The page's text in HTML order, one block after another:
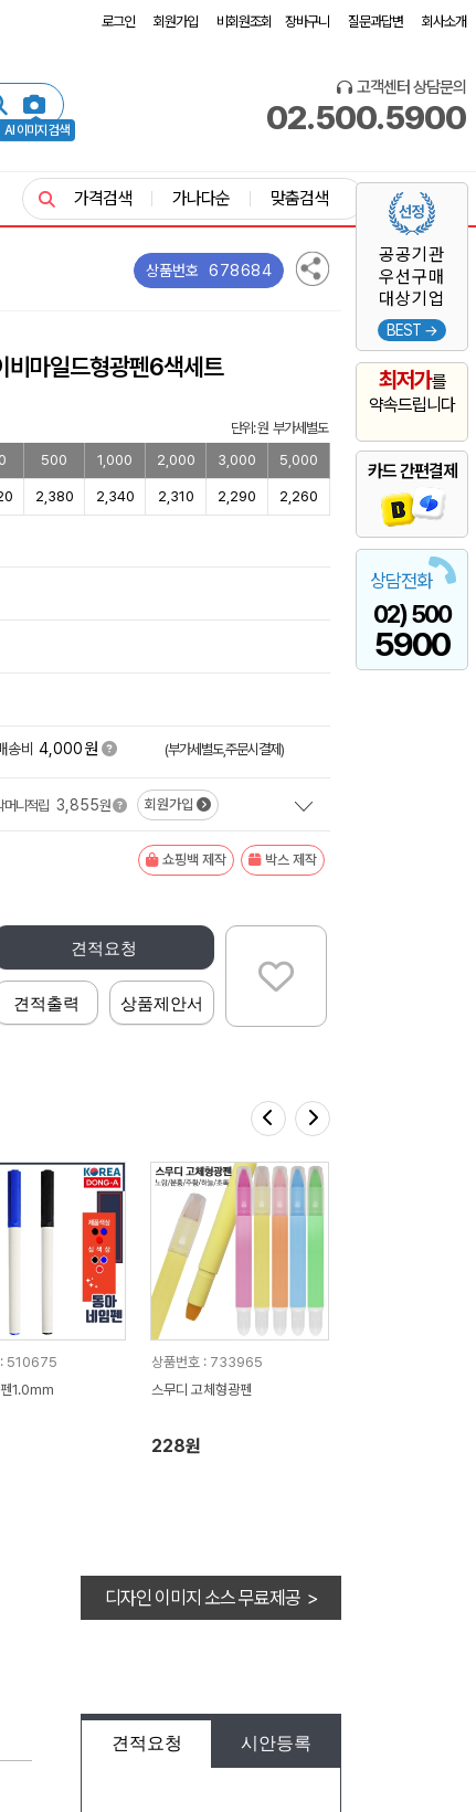
로그인 회원가입 비회원조회 장바구니 질문과답변 회사소개
AI 이미지 검색
고객센터 상담문의
02.500.5900
공공기관
우선구매
대상기업
BEST →
최저가를
약속드립니다
카드 간편결제
상담전화
02) 500
5900
가격검색 가나다순 맞춤검색
상품번호 678684
비마일드형광펜6색세트
단위: 원 부가세별도
500 1,000 2,000 3,000 5,000
2,380 2,340 2,310 2,290 2,260
송비 4,000원 (부가세별도,주문시결제)
머니적립 3,855원 회원가입
쇼핑백 제작 박스 제작
견적요청
견적출력 상품제안서
: 510675
1.0mm
상품번호 : 733965
스무디 고체형광펜
228원
디자인 이미지 소스 무료제공 >
견적요청 시안등록